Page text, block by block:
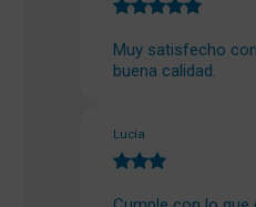
Muy satisfecho
buena calidad.
Lucía